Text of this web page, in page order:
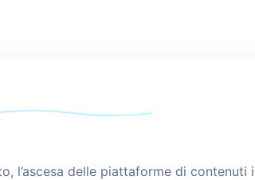
l’ascesa delle piattaforme di contenuti